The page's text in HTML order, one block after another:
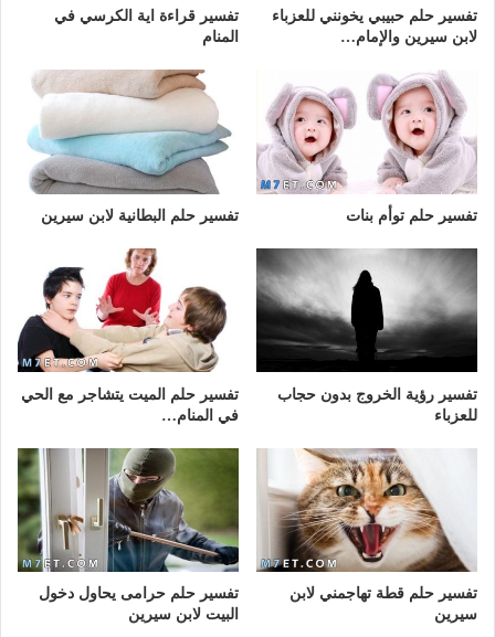
تفسير حلم حبيبي يخونني للعزباء
لابن سيرين والإمام…
تفسير قراءة اية الكرسي في
المنام
تفسير حلم توأم بنات تفسير حلم البطانية لابن سيرين
تفسير رؤية الخروج بدون حجاب
للعزباء
تفسير حلم الميت يتشاجر مع الحي
في المنام…
تفسير حلم قطة تهاجمني لابن
سيرين
تفسير حلم حرامى يحاول دخول
البيت لابن سيرين